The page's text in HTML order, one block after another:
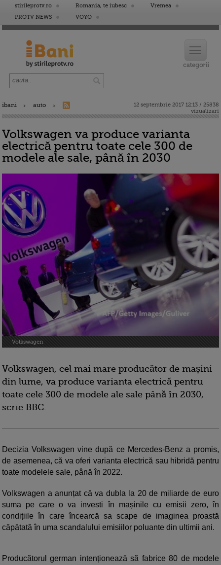
stirileprotv.ro Romania, te iubesc
Vremea
PROTV NEWS
VOYO
ibani auto
12 septembrie 2017 12:13 / 25838
vizualizari
Volkswagen va produce varianta
electrică pentru toate cele 300 de
modele ale sale, până în 2030
Volkswagen
Volkswagen, cel mai mare producător de mașini
din lume, va produce varianta electrică pentru
toate cele 300 de modele ale sale până în 2030,
scrie BBC.
Decizia Volkswagen vine după ce Mercedes-Benz a promis,
de asemenea, că va oferi varianta electrică sau hibridă pentru
toate modelele sale, până în 2022.
Volkswagen a anunțat că va dubla la 20 de miliarde de euro
suma pe care o va investi în mașinile cu emisii zero, în
condițiile în care încearcă sa scape de imaginea proastă
căpătată în uma scandalului emisiilor poluante din ultimii ani.
Producătorul german intenționează să fabrice 80 de modele